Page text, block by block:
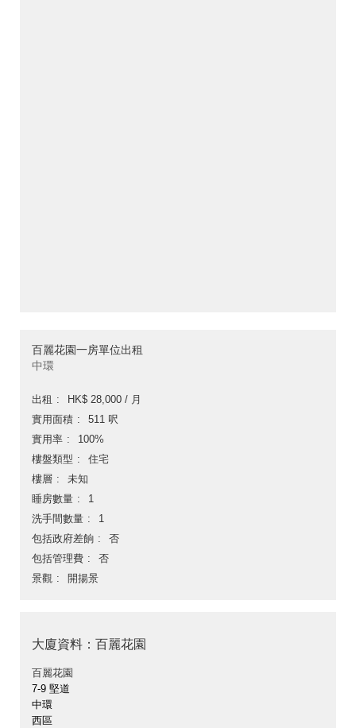
百麗花園一房單位出租
中環
出租
HK$ 28,000 / 月
實用面積
511 呎
實用率
100%
樓盤類型
住宅
樓層
未知
睡房數量
1
洗手間數量
1
包括政府差餉
否
包括管理費
否
景觀
開揚景
大廈資料：百麗花園
百麗花園
7-9 堅道
中環
西區